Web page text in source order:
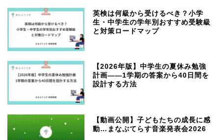
英検は何級から受けるべき？小学
生・中学生の学年別おすすめ受験級
と対策ロードマップ
【2026年版】中学生の夏休み勉強
計画——1学期の答案から40日間を
設計する方法
【動画公開】子どもたちの成長に感
動…まなぶてらす音楽発表会2026